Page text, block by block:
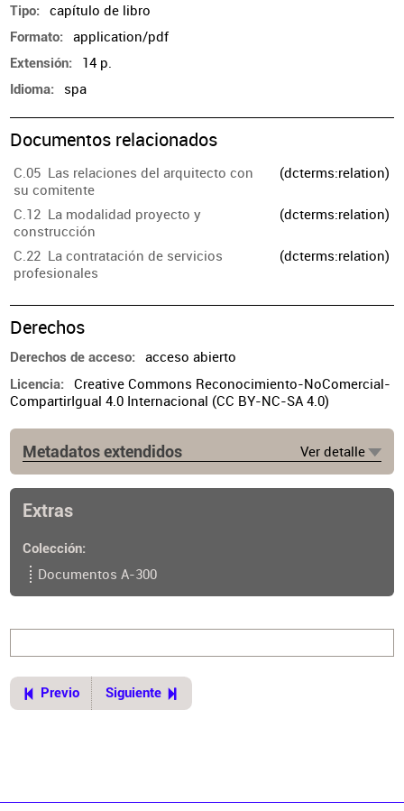
Tipo capítulo de libro
Formato application/pdf
Extensión 14 p.
Idioma spa
Documentos relacionados
C.05 Las relaciones del arquitecto con
su comitente
(dcterms:relation)
C.12 La modalidad proyecto y
construcción
(dcterms:relation)
C.22 La contratación de servicios
profesionales
(dcterms:relation)
Derechos
Derechos de acceso acceso abierto
Licencia
Creative Commons Reconocimiento-NoComercial-
CompartirIgual 4.0 Internacional (CC BY-NC-SA 4.0)
Metadatos extendidos Ver detalle
8a. ed.
Lugar de publicación
Extras
Colección
Documentos A-300
Previo Siguiente